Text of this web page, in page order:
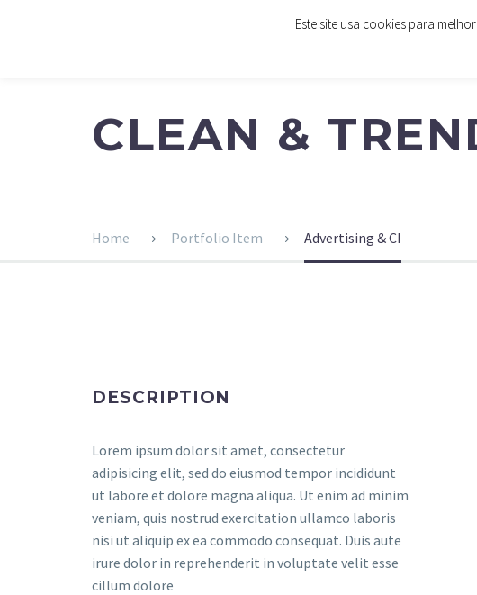
CLEAN &
Home Portfolio Item Advertising & CI
DESCRIPTION
Lorem ipsum dolor sit amet, consectetur
adipisicing elit, sed do eiusmod tempor incididunt
ut labore et dolore magna aliqua. Ut enim ad minim
veniam, quis nostrud exercitation ullamco laboris
nisi ut aliquip ex ea commodo consequat. Duis aute
irure dolor in reprehenderit in voluptate velit esse
cillum dolore
Este site usa cookies para